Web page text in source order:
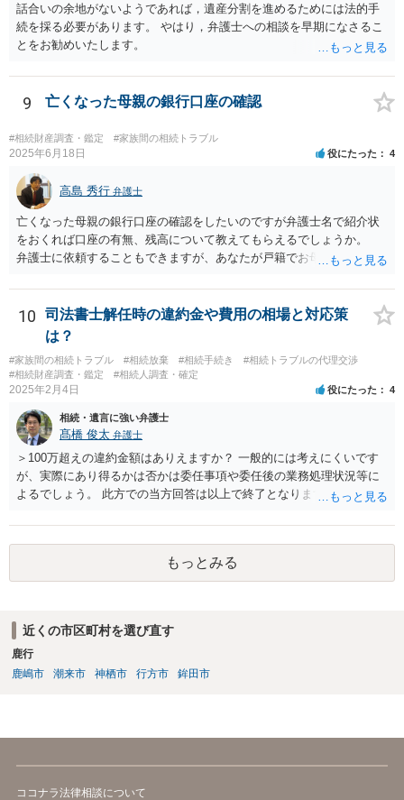
話合いの余地がないようであれば，遺産分割を進めるためには法的手
続を採る必要があります。 やはり，弁護士への相談を早期になさるこ
とをお勧めいたします。
9 亡くなった母親の銀行口座の確認
#相続財産調査・鑑定 #家族間の相続トラブル
2025年6月18日 役にたった 4
高島 秀行 弁護士
亡くなった母親の銀行口座の確認をしたいのですが弁護士名で紹介状
をおくれば口座の有無、残高について教えてもらえるでしょうか。
弁護士に依頼することもできますが、あなたが戸籍でお母さんの相続
高は教えてくれると思います。 自分ではよくわからないということ
であれば、弁護士に相談し依頼されたら良いと思います。
10
司法書士解任時の違約金や費用の相場と対応策
は？
#家族間の相続トラブル #相続放棄 #相続手続き
#相続トラブルの代理交渉
#相続財産調査・鑑定
#相続人調査・確定
2025年2月4日 役にたった 4
相続・遺言に強い弁護士
髙橋 俊太 弁護士
＞100万超えの違約金額はありえますか？ 一般的には考えにくいです
が、実際にあり得るかは否かは委任事項や委任後の業務処理状況等に
よるでしょう。 此方での当方回答は以上で終了となりますが、参考に
もっとみる
近くの市区町村を選び直す
鹿行
鹿嶋市
潮来市 神栖市 行方市 鉾田市
ココナラ法律相談について